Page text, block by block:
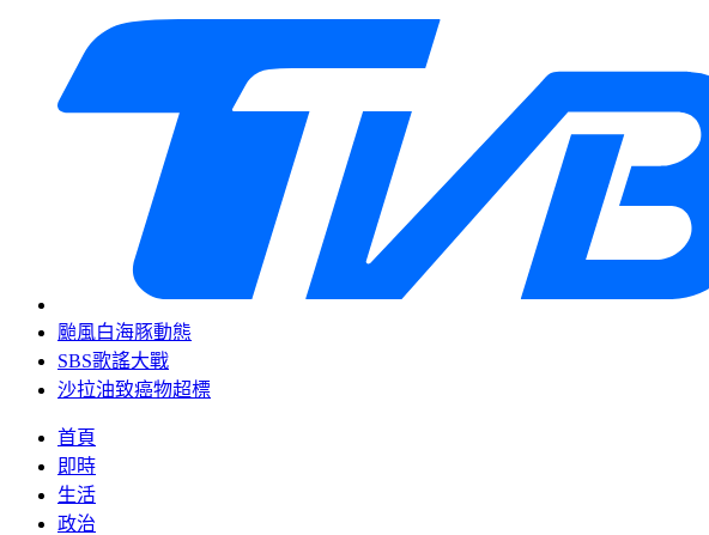
颱風白海豚動態
SBS歌謠大戰
沙拉油致癌物超標
首頁
即時
生活
政治